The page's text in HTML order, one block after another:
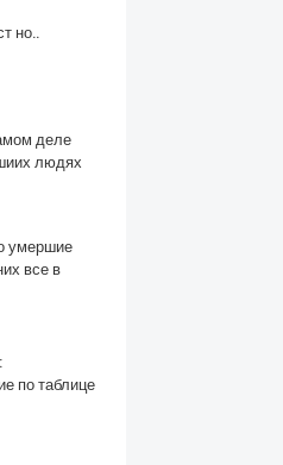
но..
деле
людях
умершие
все в
по таблице